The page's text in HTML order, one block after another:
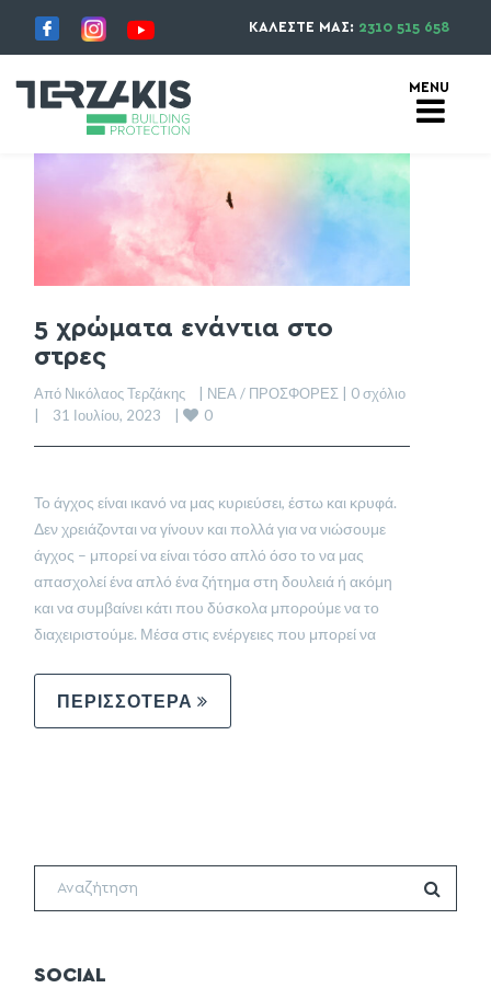
ΚΑΛΕΣΤΕ ΜΑΣ: 2310 515 658
5 χρώματα ενάντια στο
στρες
Από Νικόλαος Τερζάκης    | ΝΕΑ / ΠΡΟΣΦΟΡΕΣ
0 σχόλιο
|    31 Ιουλίου, 2023    |
0
Το άγχος είναι ικανό να μας κυριεύσει, έστω και κρυφά.
Δεν χρειάζονται να γίνουν και πολλά για να νιώσουμε
άγχος – μπορεί να είναι τόσο απλό όσο το να μας
απασχολεί ένα απλό ένα ζήτημα στη δουλειά ή ακόμη
και να συμβαίνει κάτι που δύσκολα μπορούμε να το
διαχειριστούμε. Μέσα στις ενέργειες που μπορεί να
ΠΕΡΙΣΣΟΤΕΡΑ
SOCIAL